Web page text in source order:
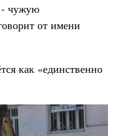
- чужую
от имени
как «единственно